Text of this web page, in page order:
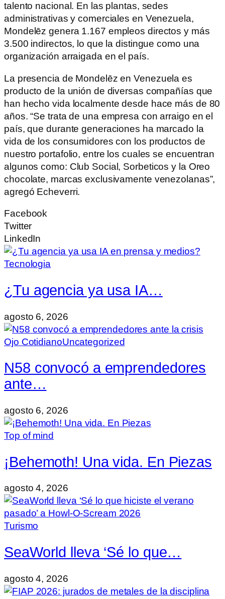
talento nacional. En las plantas, sedes
administrativas y comerciales en Venezuela,
Mondelēz genera 1.167 empleos directos y más
3.500 indirectos, lo que la distingue como una
organización arraigada en el país.
La presencia de Mondelēz en Venezuela es
producto de la unión de diversas compañías que
han hecho vida localmente desde hace más de 80
años. “Se trata de una empresa con arraigo en el
país, que durante generaciones ha marcado la
vida de los consumidores con los productos de
nuestro portafolio, entre los cuales se encuentran
algunos como: Club Social, Sorbeticos y la Oreo
chocolate, marcas exclusivamente venezolanas”,
agregó Echeverri.
Facebook
Twitter
LinkedIn
Tecnologia
¿Tu agencia ya usa IA…
agosto 6, 2026
Ojo CotidianoUncategorized
N58 convocó a emprendedores
ante…
agosto 6, 2026
Top of mind
¡Behemoth! Una vida. En Piezas
agosto 4, 2026
Turismo
SeaWorld lleva ‘Sé lo que…
agosto 4, 2026